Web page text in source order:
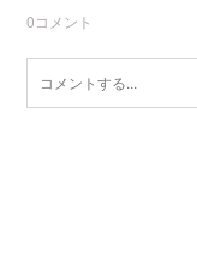
0コメント